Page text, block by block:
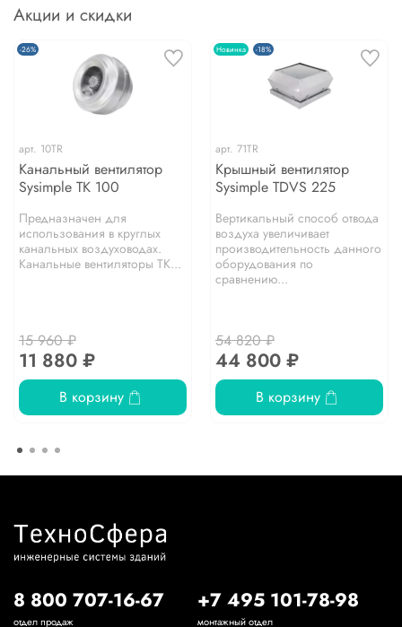
Акции и скидки
-26%
арт. 10TR
Канальный вентилятор
Sysimple TK 100
Предназначен для
использования в круглых
канальных воздуховодах.
Канальные вентиляторы TK...
15 960 ₽
11 880 ₽
В корзину
Новинка -18%
арт. 71TR
Крышный вентилятор
Sysimple TDVS 225
Вертикальный способ отвода
воздуха увеличивает
производительность данного
оборудования по
сравнению...
54 820 ₽
44 800 ₽
В корзину
8 800 707-16-67
отдел продаж
+7 495 101-78-98
монтажный отдел